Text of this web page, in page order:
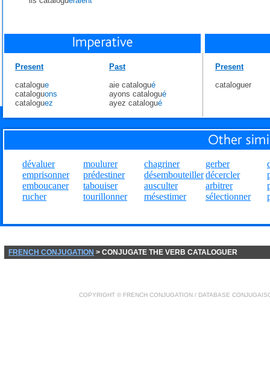
Present
catalogue
cataloguons
cataloguez
Past
aie catalogué
ayons catalogué
ayez catalogué
Present
cataloguer
dévaluer
emprisonner
emboucaner
rucher
moulurer
prédestiner
tabouiser
tourillonner
chagriner
désembouteiller
ausculter
mésestimer
gerber
décercler
arbitrer
sélectionner
FRENCH CONJUGATION > CONJUGATE THE VERB CATALOGUER
COPYRIGHT © FRENCH CONJUGATION / DATABASE